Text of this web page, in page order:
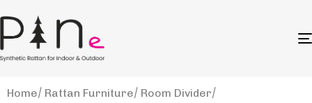
Home Rattan Furniture Room Divider